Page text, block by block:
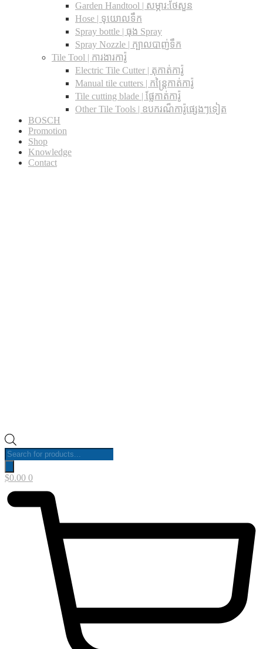
Garden Handtool | សម្ភារ:ថែសួន
Hose | ទុយោលទឹក
Spray bottle | ធុង Spray
Spray Nozzle | ក្បាលបាញ់ទឹក
Tile Tool | ការងារការ៉ូ
Electric Tile Cutter | តុកាត់ការ៉ូ
Manual tile cutters | កន្ត្រៃកាត់ការ៉ូ
Tile cutting blade | ផ្លែកាត់ការ៉ូ
Other Tile Tools | ឧបករណ៏ការ៉ូផ្សេងៗទៀត
BOSCH
Promotion
Shop
Knowledge
Contact
Products
search
$0.00 0